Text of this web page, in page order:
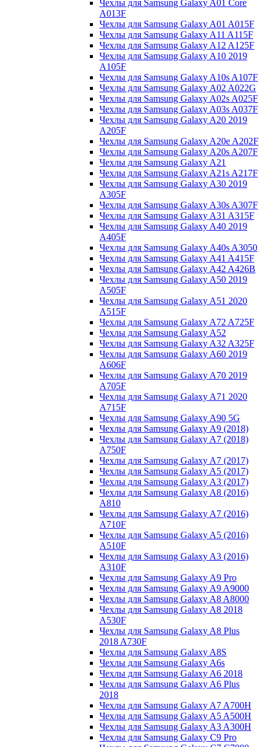
Чехлы для Samsung Galaxy A01 Core
A013F
Чехлы для Samsung Galaxy A01 A015F
Чехлы для Samsung Galaxy A11 A115F
Чехлы для Samsung Galaxy A12 A125F
Чехлы для Samsung Galaxy A10 2019
A105F
Чехлы для Samsung Galaxy A10s A107F
Чехлы для Samsung Galaxy A02 A022G
Чехлы для Samsung Galaxy A02s A025F
Чехлы для Samsung Galaxy A03s A037F
Чехлы для Samsung Galaxy A20 2019
A205F
Чехлы для Samsung Galaxy A20e A202F
Чехлы для Samsung Galaxy A20s A207F
Чехлы для Samsung Galaxy A21
Чехлы для Samsung Galaxy A21s A217F
Чехлы для Samsung Galaxy A30 2019
A305F
Чехлы для Samsung Galaxy A30s A307F
Чехлы для Samsung Galaxy A31 A315F
Чехлы для Samsung Galaxy A40 2019
A405F
Чехлы для Samsung Galaxy A40s A3050
Чехлы для Samsung Galaxy A41 A415F
Чехлы для Samsung Galaxy A42 A426B
Чехлы для Samsung Galaxy A50 2019
A505F
Чехлы для Samsung Galaxy A51 2020
A515F
Чехлы для Samsung Galaxy A72 A725F
Чехлы для Samsung Galaxy A52
Чехлы для Samsung Galaxy A32 A325F
Чехлы для Samsung Galaxy A60 2019
A606F
Чехлы для Samsung Galaxy A70 2019
A705F
Чехлы для Samsung Galaxy A71 2020
A715F
Чехлы для Samsung Galaxy A90 5G
Чехлы для Samsung Galaxy A9 (2018)
Чехлы для Samsung Galaxy A7 (2018)
A750F
Чехлы для Samsung Galaxy A7 (2017)
Чехлы для Samsung Galaxy A5 (2017)
Чехлы для Samsung Galaxy A3 (2017)
Чехлы для Samsung Galaxy A8 (2016)
A810
Чехлы для Samsung Galaxy A7 (2016)
A710F
Чехлы для Samsung Galaxy A5 (2016)
A510F
Чехлы для Samsung Galaxy A3 (2016)
A310F
Чехлы для Samsung Galaxy A9 Pro
Чехлы для Samsung Galaxy A9 A9000
Чехлы для Samsung Galaxy A8 A8000
Чехлы для Samsung Galaxy A8 2018
A530F
Чехлы для Samsung Galaxy A8 Plus
2018 A730F
Чехлы для Samsung Galaxy A8S
Чехлы для Samsung Galaxy A6s
Чехлы для Samsung Galaxy A6 2018
Чехлы для Samsung Galaxy A6 Plus
2018
Чехлы для Samsung Galaxy A7 A700H
Чехлы для Samsung Galaxy A5 A500H
Чехлы для Samsung Galaxy A3 A300H
Чехлы для Samsung Galaxy C9 Pro